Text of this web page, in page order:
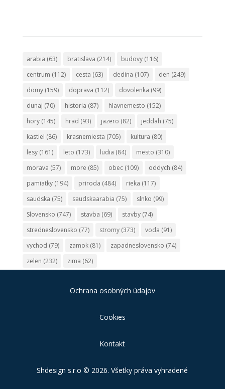
arabia (63) bratislava (214) budovy(116)
centrum (112) cesta (63) dedina (107) den (249)
domy(159) doprava (112) dovolenka (99)
dunaj (70) historia (87) hlavnemesto (152)
hory(145) hrad (93) jazero (82) jeddah (75)
kastiel (86) krasnemiesta (705) kultura (80)
lesy(161) leto (173) ludia (84) mesto (310)
morava (57) more (85) obec(109) oddych (84)
pamiatky(194) priroda (484) rieka (117)
saudska (75) saudskaarabia (75) slnko (99)
Slovensko (747) stavba (69) stavby(74)
stredneslovensko (77) stromy(373) voda (91)
vychod (79) zamok(81) zapadneslovensko (74)
zelen (232) zima (62)
Ochrana osobných údajov
Cookies
Kontakt
Shdesign s.r.o © 2026. Všetky práva vyhradené